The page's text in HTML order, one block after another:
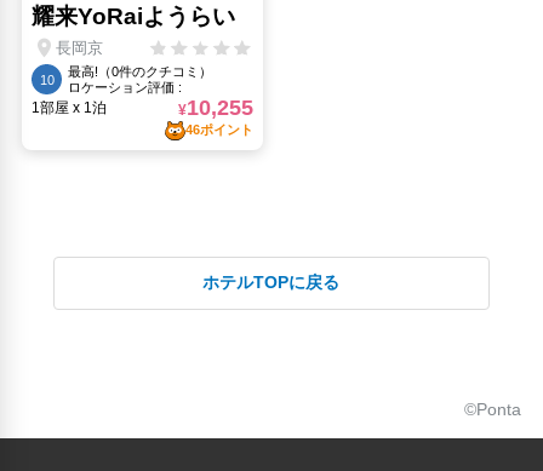
長岡天満宮(560m)
人気スポット
京都駅ビル(9.11km)
伏見稲荷大社(8.73km)
伏見稲荷神社(8.73km)
ホテルTOPに戻る
©Ponta